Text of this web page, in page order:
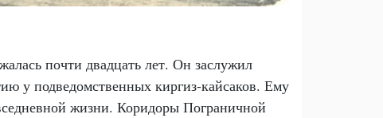
почти двадцать лет. Он заслужил
у подведомственных киргиз-кайсаков. Ему
жизни. Коридоры Пограничной